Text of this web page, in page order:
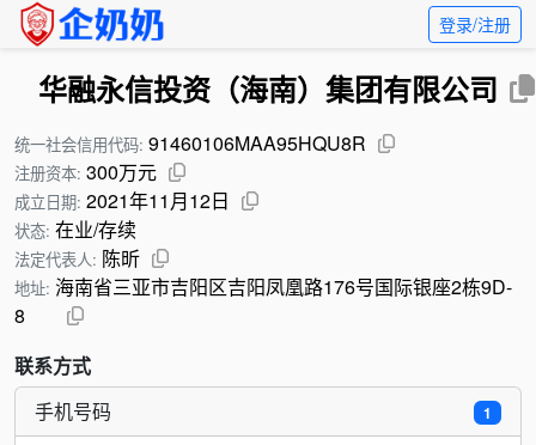
登录/注册
华融永信投资（海南）集团有限公司
统一社会信用代码: 91460106MAA95HQU8R
注册资本: 300万元
成立日期: 2021年11月12日
状态: 在业/存续
法定代表人: 陈昕
地址: 海南省三亚市吉阳区吉阳凤凰路176号国际银座2栋9D-
8
联系方式
1
手机号码